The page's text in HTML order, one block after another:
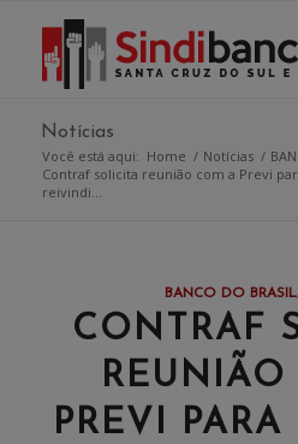
Notícias
Você está aqui: Home / Notícias /
Contraf solicita reunião com a Previ
reivindi...
BANCO DO BRASIL,
CONTRAF
PREVI PARA